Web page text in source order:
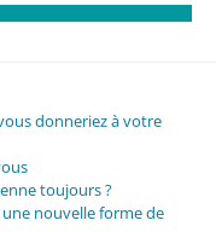
donneriez à votre
toujours ?
nouvelle forme de